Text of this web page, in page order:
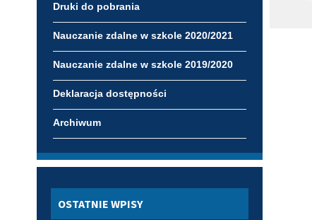
Druki do pobrania
Nauczanie zdalne w szkole 2020/2021
Nauczanie zdalne w szkole 2019/2020
Deklaracja dostępności
Archiwum
OSTATNIE WPISY